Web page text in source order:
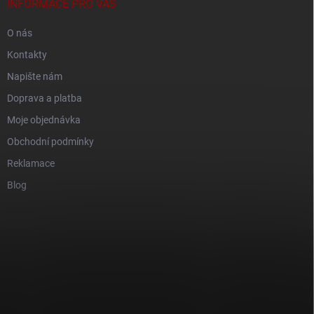
INFORMACE PRO VÁS
O nás
Kontakty
Napište nám
Doprava a platba
Moje objednávka
Obchodní podmínky
Reklamace
Blog